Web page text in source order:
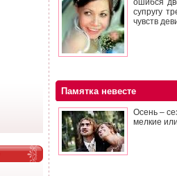
ошибся
супругу
чувств
Памятка невесте
Осень –
мелкие